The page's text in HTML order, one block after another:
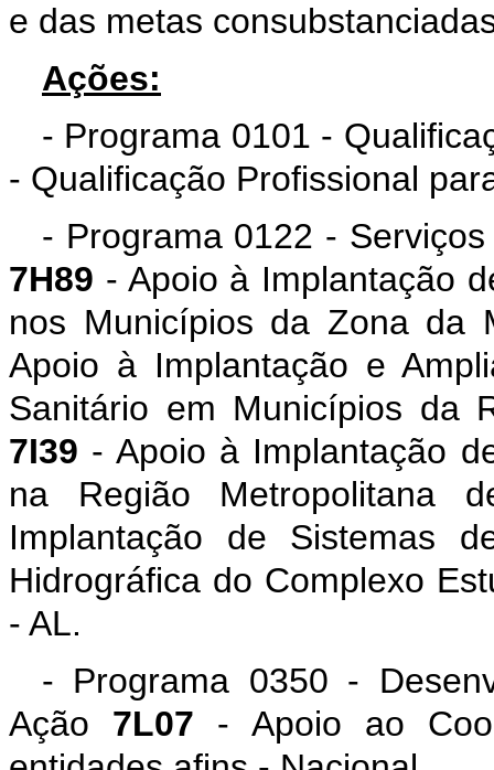
e das metas
Ações:
- Programa 0101 -
- Qualificação Profissional
- Programa 0122 -
7H89 - Apoio à Implantação
nos Municípios da Zona da
Apoio à Implantação e
Sanitário em Municípios da
7I39 - Apoio à Implantação
na Região
Implantação de Sistemas
Hidrográfica do Complexo
- AL.
- Programa 0350 -
Ação 7L07 - Apoio ao